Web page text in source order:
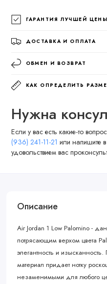
ГАРАНТИЯ ЛУЧШЕЙ ЦЕНЫ
ДОСТАВКА И ОПЛАТА
ОБМЕН И ВОЗВРАТ
КАК ОПРЕДЕЛИТЬ
Нужна
Если у вас есть какие-то
(936) 241-11-21 или напишите в
удовольствием вас
Описание
Air Jordan 1 Low Palomino -
потрясающим верхом цвета
элегантность и
материал придает нотку
незаменимыми для любого